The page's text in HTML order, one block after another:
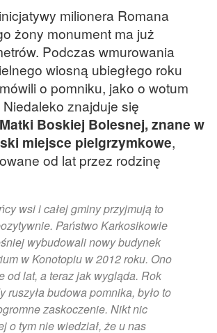
milionera Romana
żony monument ma już
Podczas wmurowania
wiosną ubiegłego roku
o pomniku, jako o wotum
znajduje się
Boskiej Bolesnej, znane w
miejsce pielgrzymkowe,
od lat przez rodzinę
wsi i całej gminy przyjmują to
Państwo Karkosikowie
wybudowali nowy budynek
w Konotopiu w 2012 roku. Ono
od lat, a teraz jak wygląda. Rok
ruszyła budowa pomnika, było to
zaskoczenie. Nikt nic
o tym nie wiedział, że u nas